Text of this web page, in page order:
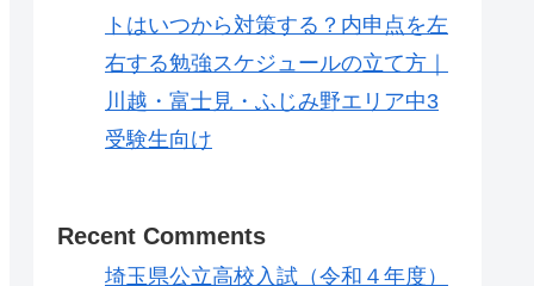
トはいつから対策する？内申点を左
右する勉強スケジュールの立て方｜
川越・富士見・ふじみ野エリア中3
受験生向け
Recent Comments
埼玉県公立高校入試（令和４年度）